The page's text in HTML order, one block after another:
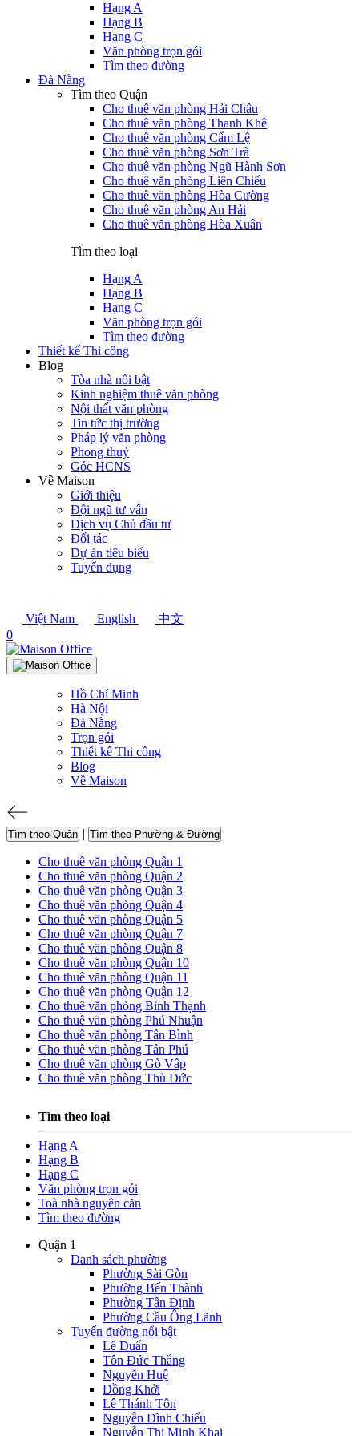
Hạng A
Hạng B
Hạng C
Văn phòng trọn gói
Tìm theo đường
Đà Nẵng
Tìm theo Quận
Cho thuê văn phòng Hải Châu
Cho thuê văn phòng Thanh Khê
Cho thuê văn phòng Cẩm Lệ
Cho thuê văn phòng Sơn Trà
Cho thuê văn phòng Ngũ Hành Sơn
Cho thuê văn phòng Liên Chiểu
Cho thuê văn phòng Hòa Cường
Cho thuê văn phòng An Hải
Cho thuê văn phòng Hòa Xuân
Tìm theo loại
Hạng A
Hạng B
Hạng C
Văn phòng trọn gói
Tìm theo đường
Thiết kế Thi công
Blog
Tòa nhà nổi bật
Kinh nghiệm thuê văn phòng
Nội thất văn phòng
Tin tức thị trường
Pháp lý văn phòng
Phong thuỷ
Góc HCNS
Về Maison
Giới thiệu
Đội ngũ tư vấn
Dịch vụ Chủ đầu tư
Đối tác
Dự án tiêu biểu
Tuyển dụng
Việt Nam English
中文
0
Hồ Chí Minh
Hà Nội
Đà Nẵng
Trọn gói
Thiết kế Thi công
Blog
Về Maison
Tìm theo Quận | Tìm theo Phường & Đường
Cho thuê văn phòng Quận 1
Cho thuê văn phòng Quận 2
Cho thuê văn phòng Quận 3
Cho thuê văn phòng Quận 4
Cho thuê văn phòng Quận 5
Cho thuê văn phòng Quận 7
Cho thuê văn phòng Quận 8
Cho thuê văn phòng Quận 10
Cho thuê văn phòng Quận 11
Cho thuê văn phòng Quận 12
Cho thuê văn phòng Bình Thạnh
Cho thuê văn phòng Phú Nhuận
Cho thuê văn phòng Tân Bình
Cho thuê văn phòng Tân Phú
Cho thuê văn phòng Gò Vấp
Cho thuê văn phòng Thủ Đức
Tìm theo loại
Hạng A
Hạng B
Hạng C
Văn phòng trọn gói
Toà nhà nguyên căn
Tìm theo đường
Quận 1
Danh sách phường
Phường Sài Gòn
Phường Bến Thành
Phường Tân Định
Phường Cầu Ông Lãnh
Tuyến đường nổi bật
Lê Duẩn
Tôn Đức Thắng
Nguyễn Huệ
Đồng Khởi
Lê Thánh Tôn
Nguyễn Đình Chiểu
Nguyễn Thị Minh Khai